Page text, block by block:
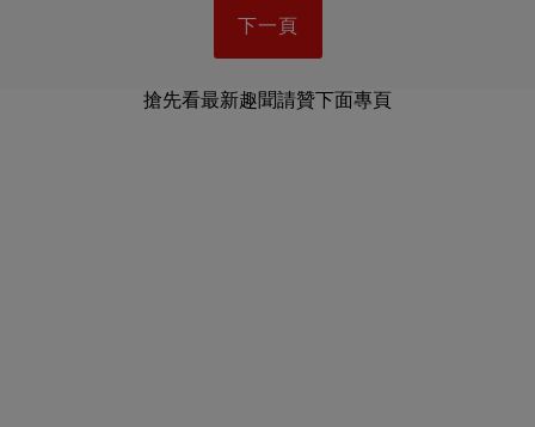
下一頁
搶先看最新趣聞請贊下面專頁